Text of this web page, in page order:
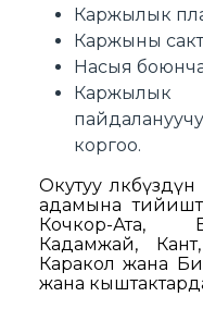
Каржылык
Каржыны
Насыя
Каржылык
коргоо.
Окутуу
адамына
Кочкор-Ата,
Кадамжай,
Каракол жана
жана кыштактарда